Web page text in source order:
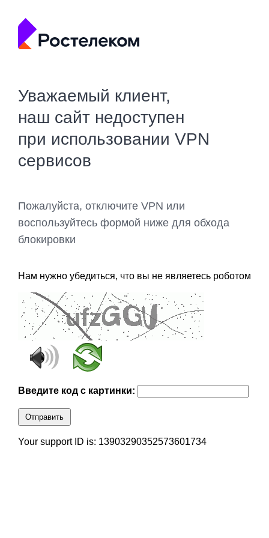
Уважаемый клиент,
наш сайт недоступен
при использовании VPN
сервисов
Пожалуйста, отключите VPN или
воспользуйтесь формой ниже для обхода
блокировки
Нам нужно убедиться, что вы не являетесь роботом
Введите код с картинки:
Отправить
Your support ID is: 13903290352573601734